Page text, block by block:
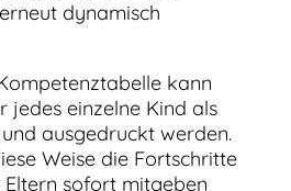
dynamisch
kann
jedes einzelne Kind als
ausgedruckt werden.
Weise die Fortschritte
Eltern sofort mitgeben